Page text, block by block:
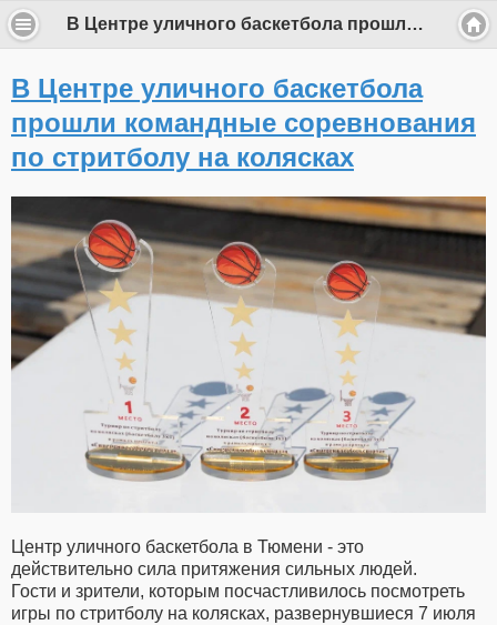
В Центре уличного баскетбола прошли командные соревнования по стритболу на колясках
В Центре уличного баскетбола
прошли командные соревнования
по стритболу на колясках
Центр уличного баскетбола в Тюмени - это
действительно сила притяжения сильных людей.
Гости и зрители, которым посчастливилось посмотреть
игры по стритболу на колясках, развернувшиеся 7 июля